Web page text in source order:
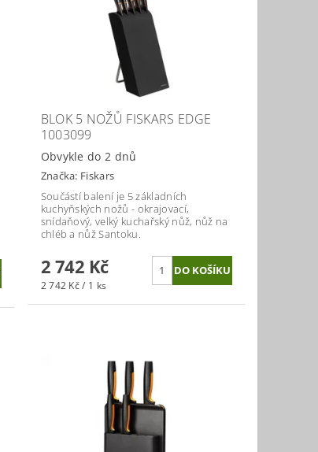
BLOK 5 NOŽŮ FISKARS EDGE
1003099
Obvykle do 2 dnů
Značka: Fiskars
Součástí balení je 5 základních
kuchyňských nožů - okrajovací,
snídaňový, velký kuchařský nůž, nůž na
chléb a nůž Santoku.
2 742 Kč
2 742 Kč / 1 ks